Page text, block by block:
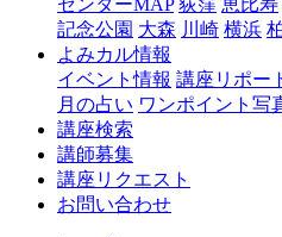
記念公園 大森 川崎 横浜
よみカル情報
イベント情報 講座リポー
月の占い ワンポイント写
講座検索
講師募集
講座リクエスト
お問い合わせ